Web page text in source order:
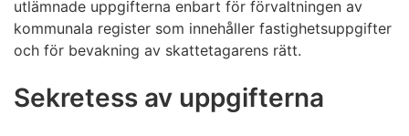
utlämnade uppgifterna enbart för förvaltningen av
kommunala register som innehåller fastighetsuppgifter
och för bevakning av skattetagarens rätt.
Sekretess av uppgifterna